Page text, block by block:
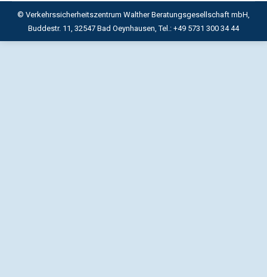
© Verkehrssicherheitszentrum Walther Beratungsgesellschaft mbH,
Buddestr. 11, 32547 Bad Oeynhausen, Tel.: +49 5731 300 34 44